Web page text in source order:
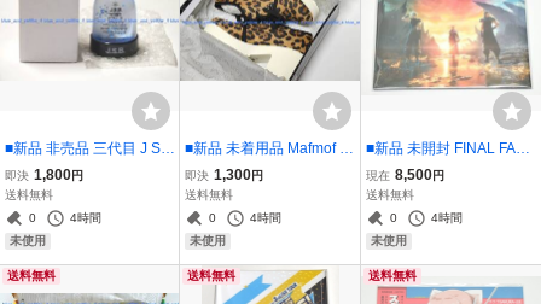
■新品 非売品 三代目 J So
ul Brothers J.S.B. 2020年
ノベルティ クリスマス ス
ノードーム
即決 1,800円
送料無料
0
4時間
未使用
■新品 未着用品 Mafmof ホ
ワイトタンクソールのレ
ースアップシューズ ヒ
ョウ柄 Lサイズ マフモフ
即決 1,300円
送料無料
0
4時間
未使用
■新品 未開封 FINAL FANT
ASY VII REBIRTH Vinyl L
P サウンドトラック レコ
ード
現在 8,500円
送料無料
0
4時間
未使用
送料無料 送料無料 送料無料